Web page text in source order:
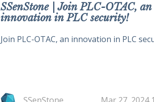
SSenStone |Join PLC-OTAC, an
innovation in PLC security!
Join PLC-OTAC, an innovation in PLC